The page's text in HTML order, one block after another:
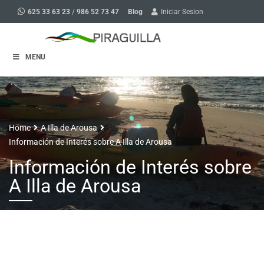
625 33 63 23 / 986 52 73 47 Blog Iniciar Sesion
MENU
Home
A Illa de Arousa
Información de Interés sobre A Illa de Arousa
Información de Interés sobre
A Illa de Arousa